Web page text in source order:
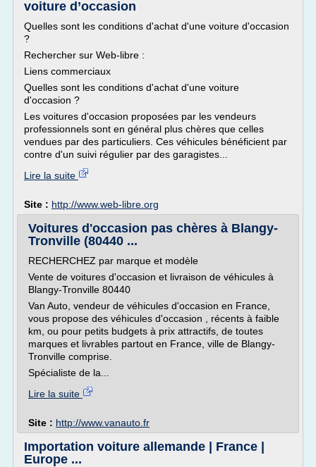
voiture d’occasion
Quelles sont les conditions d'achat d'une voiture d'occasion
?
Rechercher sur Web-libre :
Liens commerciaux
Quelles sont les conditions d'achat d'une voiture
d'occasion ?
Les voitures d'occasion proposées par les vendeurs
professionnels sont en général plus chères que celles
vendues par des particuliers. Ces véhicules bénéficient par
contre d'un suivi régulier par des garagistes...
Lire la suite
Site : http://www.web-libre.org
Voitures d'occasion pas chères à Blangy-
Tronville (80440 ...
RECHERCHEZ par marque et modèle
Vente de voitures d'occasion et livraison de véhicules à
Blangy-Tronville 80440
Van Auto, vendeur de véhicules d'occasion en France,
vous propose des véhicules d'occasion , récents à faible
km, ou pour petits budgets à prix attractifs, de toutes
marques et livrables partout en France, ville de Blangy-
Tronville comprise.
Spécialiste de la...
Lire la suite
Site : http://www.vanauto.fr
Importation voiture allemande | France |
Europe ...